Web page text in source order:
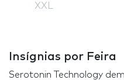
XXL
Insígnias por Feira
Serotonin Technology